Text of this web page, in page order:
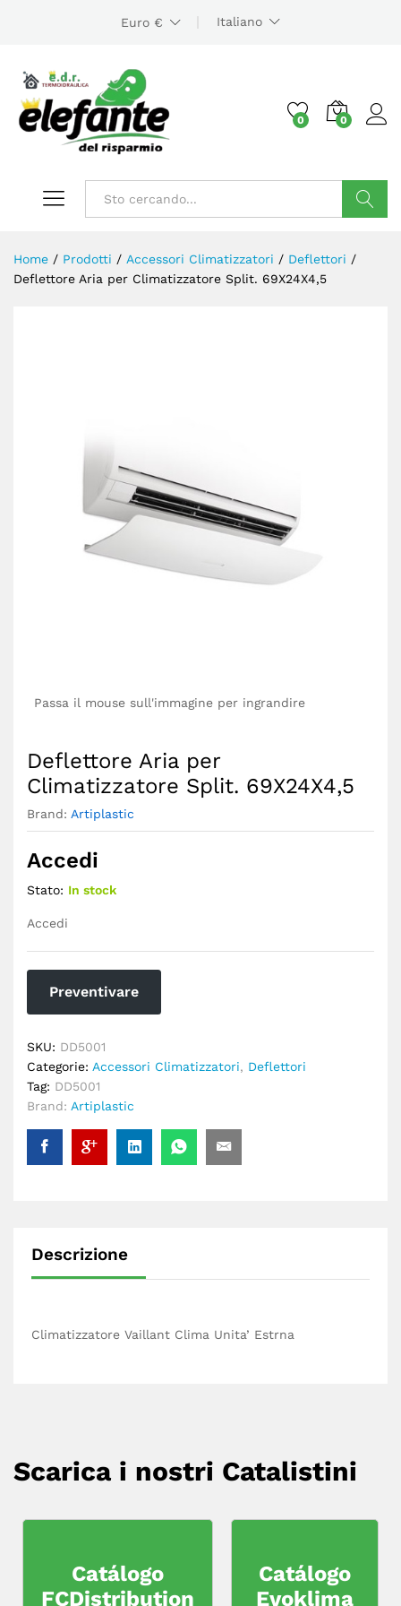
Euro € Italiano
0 0
Home / Prodotti / Accessori Climatizzatori / Deflettori /
Deflettore Aria per Climatizzatore Split. 69X24X4,5
Passa il mouse sull'immagine per ingrandire
Deflettore Aria per
Climatizzatore Split. 69X24X4,5
Brand: Artiplastic
Accedi
Stato: In stock
Accedi
Preventivare
SKU: DD5001
Categorie: Accessori Climatizzatori, Deflettori
Tag: DD5001
Brand: Artiplastic
Descrizione
Climatizzatore Vaillant Clima Unita’ Estrna
Scarica i nostri Catalistini
Catálogo
FCDistribution
Catálogo
Evoklima